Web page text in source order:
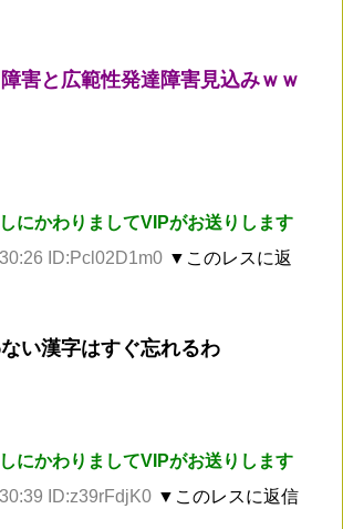
害と広範性発達障害見込みｗｗ
にかわりましてVIPがお送りします
ID:Pcl02D1m0 ▼このレスに返
い漢字はすぐ忘れるわ
にかわりましてVIPがお送りします
ID:z39rFdjK0 ▼このレスに返信